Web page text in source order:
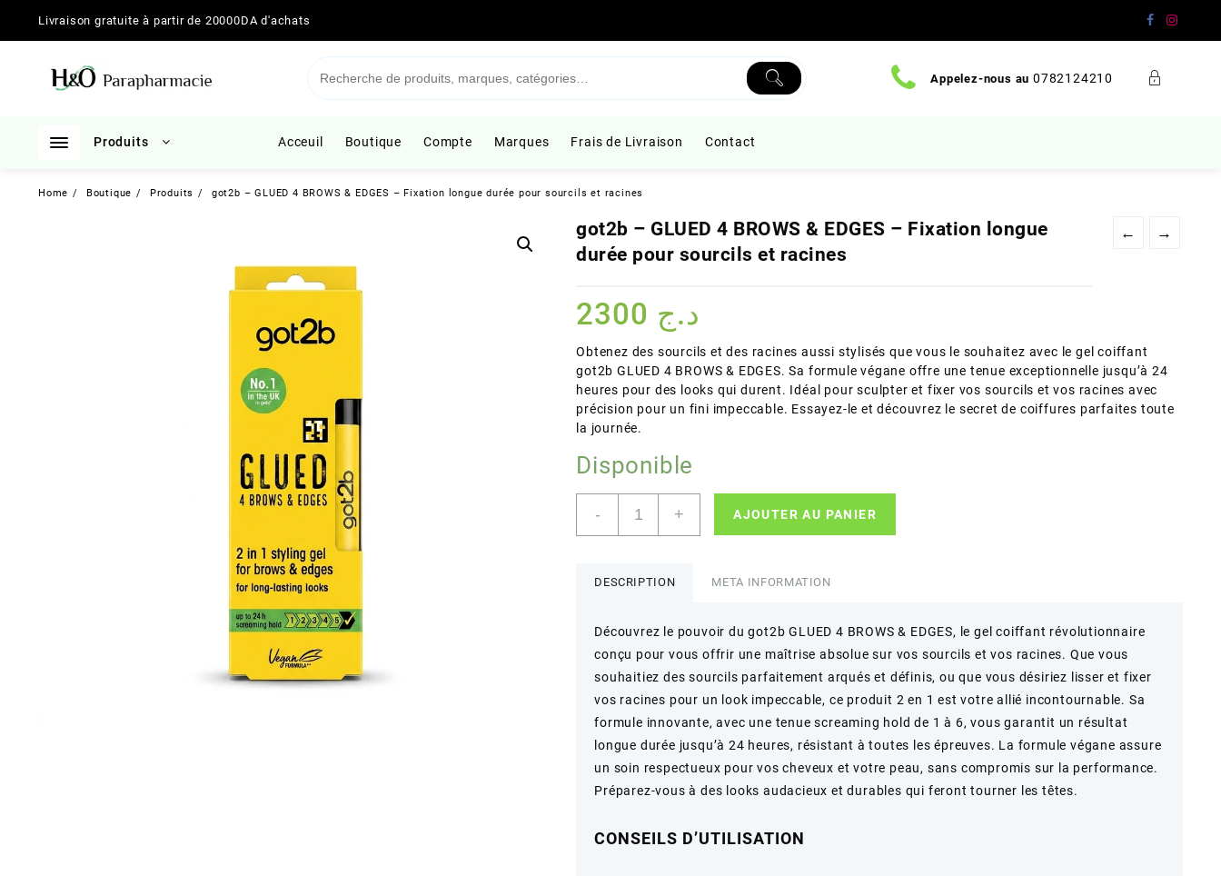
Livraison gratuite à partir de 20000DA d'achats
Appelez-nous au 0782124210
Produits Acceuil Boutique Compte Marques Frais de Livraison Contact
Home Boutique Produits got2b – GLUED 4 BROWS & EDGES – Fixation longue durée pour sourcils et racines
← →
got2b – GLUED 4 BROWS & EDGES – Fixation longue
durée pour sourcils et racines
د.ج
Obtenez des sourcils et des racines aussi stylisés que vous le souhaitez avec le gel coiffant
got2b GLUED 4 BROWS & EDGES. Sa formule végane offre une tenue exceptionnelle jusqu’à 24
heures pour des looks qui durent. Idéal pour sculpter et fixer vos sourcils et vos racines avec
précision pour un fini impeccable. Essayez-le et découvrez le secret de coiffures parfaites toute
la journée.
Disponible
-
got2b
GLUED
&
EDGES
–
Fixation
durée
pour
sourcils
et
+ AJOUTER AU PANIER
DESCRIPTION META INFORMATION
Découvrez le pouvoir du got2b GLUED 4 BROWS & EDGES, le gel coiffant révolutionnaire
conçu pour vous offrir une maîtrise absolue sur vos sourcils et vos racines. Que vous
souhaitiez des sourcils parfaitement arqués et définis, ou que vous désiriez lisser et fixer
vos racines pour un look impeccable, ce produit 2 en 1 est votre allié incontournable. Sa
formule innovante, avec une tenue screaming hold de 1 à 6, vous garantit un résultat
longue durée jusqu’à 24 heures, résistant à toutes les épreuves. La formule végane assure
un soin respectueux pour vos cheveux et votre peau, sans compromis sur la performance.
Préparez-vous à des looks audacieux et durables qui feront tourner les têtes.
CONSEILS D’UTILISATION